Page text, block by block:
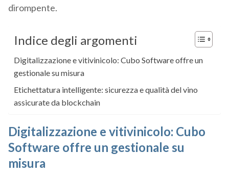
dirompente.
Indice degli argomenti
Digitalizzazione e vitivinicolo: Cubo Software offre un
gestionale su misura
Etichettatura intelligente: sicurezza e qualità del vino
assicurate da blockchain
Digitalizzazione e vitivinicolo: Cubo
Software offre un gestionale su
misura